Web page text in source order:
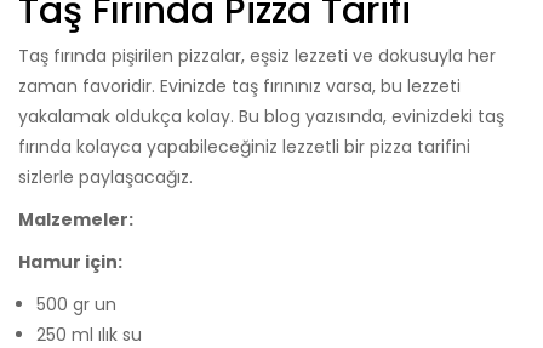
Taş Fırında Pizza Tarifi
Taş fırında pişirilen pizzalar, eşsiz lezzeti ve dokusuyla her
zaman favoridir. Evinizde taş fırınınız varsa, bu lezzeti
yakalamak oldukça kolay. Bu blog yazısında, evinizdeki taş
fırında kolayca yapabileceğiniz lezzetli bir pizza tarifini
sizlerle paylaşacağız.
Malzemeler:
Hamur için:
500 gr un
250 ml ılık su